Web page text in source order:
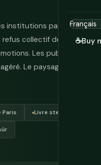
☕Buy
institutions partagées,
collectif de
Les pubs sont
Le paysage vous
Paris Livre sterling (£)